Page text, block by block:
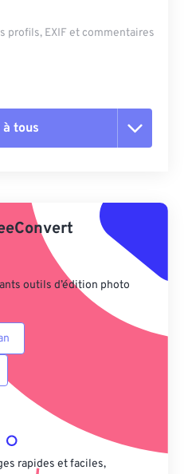
profils, EXIF ​​et commentaires
tous
préréglage
outils d’édition photo
rapides et faciles,